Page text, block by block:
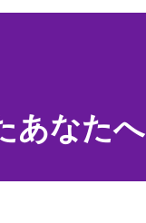
あなたへ